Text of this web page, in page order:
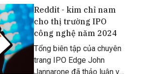
khi nó mới bắt đầu giao
dịch và vừa mới phát hành
không?
Reddit - kim chỉ nam
cho thị trường IPO
công nghệ năm 2024
Tổng biên tập của chuyên
trang IPO Edge John
Jannarone đã thảo luận về